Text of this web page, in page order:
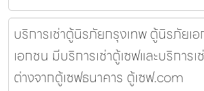
บริการเช่าตู้นิรภัยกรุงเทพ ตู้นิรภัยเ
เอกชน มีบริการเช่าตู้เซฟและบริการ
ต่างจากตู้เซฟธนาคาร ตู้เซฟ.com